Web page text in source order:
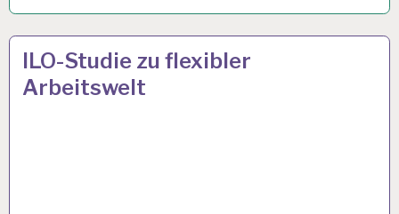
4-
TAGE-
WOCHE…
ILO-Studie zu flexibler
Arbeitswelt
9 JAN. 2023